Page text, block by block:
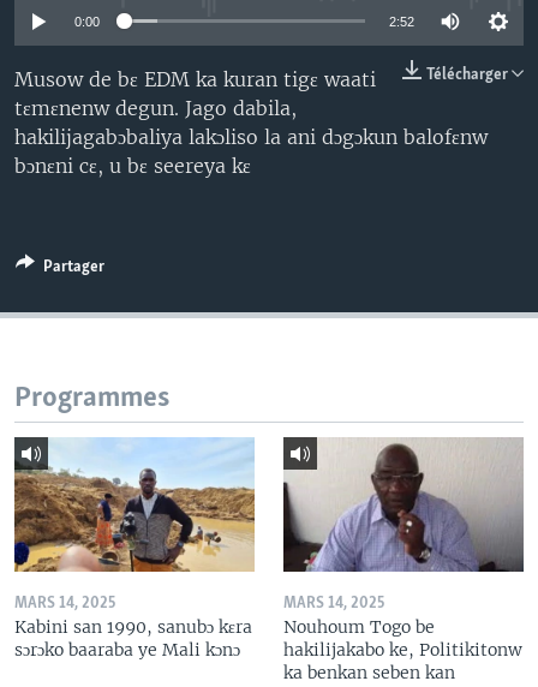
0:00 2:52
Télécharger
Musow de bɛ EDM ka kuran tigɛ waati
tɛmɛnenw degun. Jago dabila,
hakilijagabɔbaliya lakɔliso la ani dɔgɔkun balofɛnw
bɔnɛni cɛ, u bɛ seereya kɛ
Partager
Programmes
MARS 14, 2025
Kabini san 1990, sanubɔ kɛra
sɔrɔko baaraba ye Mali kɔnɔ
MARS 14, 2025
Nouhoum Togo be
hakilijakabo ke, Politikitonw
ka benkan seben kan